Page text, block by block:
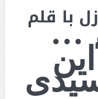
با قلم
…